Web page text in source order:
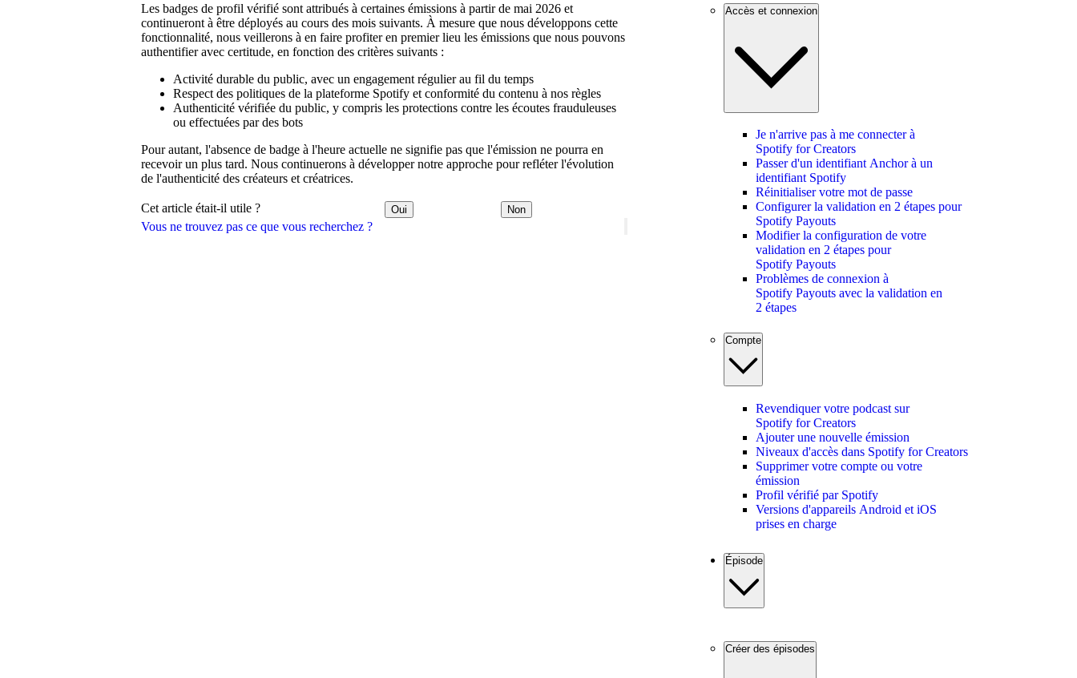
Vous ne trouvez pas ce que vous recherchez ?
Les badges de profil vérifié sont attribués à certaines émissions à partir de mai 2026 et
continueront à être déployés au cours des mois suivants. À mesure que nous développons cette
fonctionnalité, nous veillerons à en faire profiter en premier lieu les émissions que nous pouvons
authentifier avec certitude, en fonction des critères suivants :
Activité durable du public, avec un engagement régulier au fil du temps
Respect des politiques de la plateforme Spotify et conformité du contenu à nos règles
Authenticité vérifiée du public, y compris les protections contre les écoutes frauduleuses
ou effectuées par des bots
Pour autant, l'absence de badge à l'heure actuelle ne signifie pas que l'émission ne pourra en
recevoir un plus tard. Nous continuerons à développer notre approche pour refléter l'évolution
de l'authenticité des créateurs et créatrices.
Cet article était-il utile ? Oui Non
Accès et connexion
Je n'arrive pas à me connecter à
Spotify for Creators
Passer d'un identifiant Anchor à un
identifiant Spotify
Réinitialiser votre mot de passe
Configurer la validation en 2 étapes pour
Spotify Payouts
Modifier la configuration de votre
validation en 2 étapes pour
Spotify Payouts
Problèmes de connexion à
Spotify Payouts avec la validation en
2 étapes
Compte
Revendiquer votre podcast sur
Spotify for Creators
Ajouter une nouvelle émission
Niveaux d'accès dans Spotify for Creators
Supprimer votre compte ou votre
émission
Profil vérifié par Spotify
Versions d'appareils Android et iOS
prises en charge
Épisode
Créer des épisodes